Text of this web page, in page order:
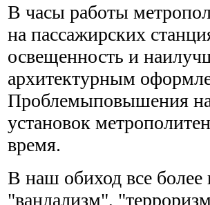
В часы работы
на пассажирских
освещенность и
архитектурным
Проблемыповышения
установок
время.
В наш обиход все более
"вандализм",